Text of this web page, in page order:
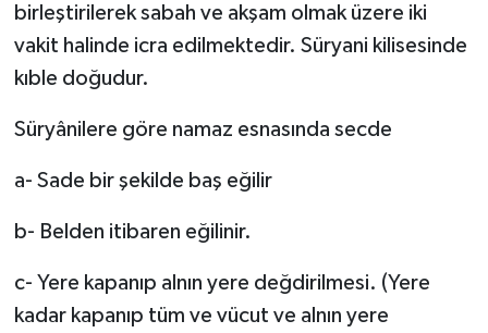
birleştirilerek sabah ve akşam olmak üzere iki
vakit halinde icra edilmektedir. Süryani kilisesinde
kıble doğudur.
Süryânilere göre namaz esnasında secde
a- Sade bir şekilde baş eğilir
b- Belden itibaren eğilinir.
c- Yere kapanıp alnın yere değdirilmesi. (Yere
kadar kapanıp tüm ve vücut ve alnın yere